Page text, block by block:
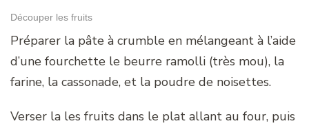
Découper les fruits
Préparer la pâte à crumble en mélangeant à l’aide
d’une fourchette le beurre ramolli (très mou), la
farine, la cassonade, et la poudre de noisettes.
Verser la les fruits dans le plat allant au four, puis